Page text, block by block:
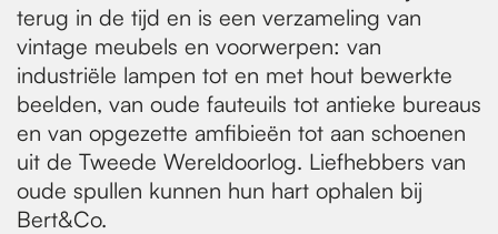
terug in de tijd en is een verzameling van
vintage meubels en voorwerpen: van
industriële lampen tot en met hout bewerkte
beelden, van oude fauteuils tot antieke bureaus
en van opgezette amfibieën tot aan schoenen
uit de Tweede Wereldoorlog. Liefhebbers van
oude spullen kunnen hun hart ophalen bij
Bert&Co.